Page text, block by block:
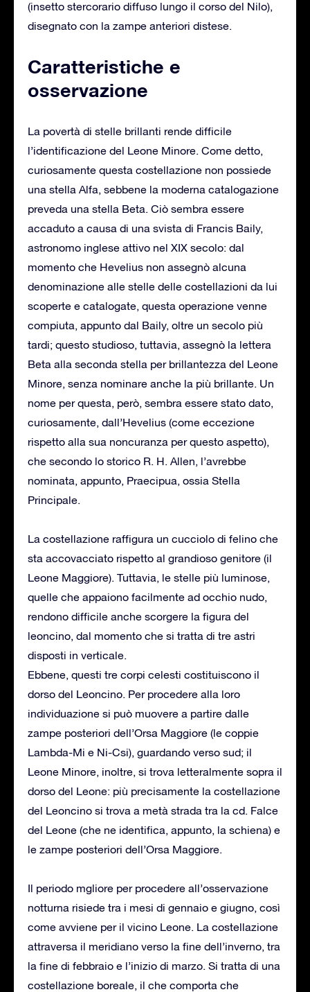
(insetto stercorario diffuso lungo il corso del Nilo),
disegnato con la zampe anteriori distese.
Caratteristiche e
osservazione
La povertà di stelle brillanti rende difficile
l’identificazione del Leone Minore. Come detto,
curiosamente questa costellazione non possiede
una stella Alfa, sebbene la moderna catalogazione
preveda una stella Beta. Ciò sembra essere
accaduto a causa di una svista di Francis Baily,
astronomo inglese attivo nel XIX secolo: dal
momento che Hevelius non assegnò alcuna
denominazione alle stelle delle costellazioni da lui
scoperte e catalogate, questa operazione venne
compiuta, appunto dal Baily, oltre un secolo più
tardi; questo studioso, tuttavia, assegnò la lettera
Beta alla seconda stella per brillantezza del Leone
Minore, senza nominare anche la più brillante. Un
nome per questa, però, sembra essere stato dato,
curiosamente, dall’Hevelius (come eccezione
rispetto alla sua noncuranza per questo aspetto),
che secondo lo storico R. H. Allen, l’avrebbe
nominata, appunto, Praecipua, ossia Stella
Principale.
La costellazione raffigura un cucciolo di felino che
sta accovacciato rispetto al grandioso genitore (il
Leone Maggiore). Tuttavia, le stelle più luminose,
quelle che appaiono facilmente ad occhio nudo,
rendono difficile anche scorgere la figura del
leoncino, dal momento che si tratta di tre astri
disposti in verticale.
Ebbene, questi tre corpi celesti costituiscono il
dorso del Leoncino. Per procedere alla loro
individuazione si può muovere a partire dalle
zampe posteriori dell’Orsa Maggiore (le coppie
Lambda-Mi e Ni-Csi), guardando verso sud; il
Leone Minore, inoltre, si trova letteralmente sopra il
dorso del Leone: più precisamente la costellazione
del Leoncino si trova a metà strada tra la cd. Falce
del Leone (che ne identifica, appunto, la schiena) e
le zampe posteriori dell’Orsa Maggiore.
Il periodo mgliore per procedere all’osservazione
notturna risiede tra i mesi di gennaio e giugno, così
come avviene per il vicino Leone. La costellazione
attraversa il meridiano verso la fine dell’inverno, tra
la fine di febbraio e l’inizio di marzo. Si tratta di una
costellazione boreale, il che comporta che